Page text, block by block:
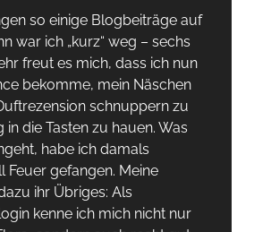
so einige Blogbeiträge auf
war ich „kurz“ weg – sechs
freut es mich, dass ich nun
bekomme, mein Näschen
schnuppern zu
in die Tasten zu hauen. Was
habe ich damals
Feuer gefangen. Meine
ihr Übriges: Als
kenne ich mich nicht nur